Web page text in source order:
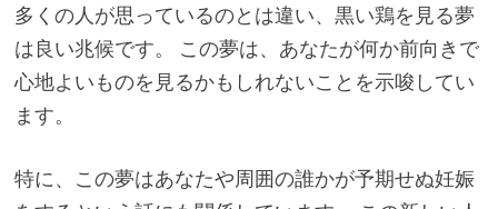
多くの人が思っているのとは違い、黒い鶏を見る夢
は良い兆候です。 この夢は、あなたが何か前向きで
心地よいものを見るかもしれないことを示唆してい
ます。
特に、この夢はあなたや周囲の誰かが予期せぬ妊娠